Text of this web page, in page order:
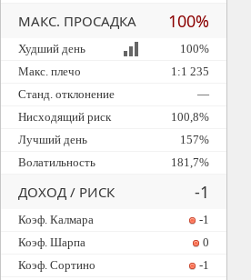
МАКС. ПРОСАДКА 100%
Худший день
100%
Макс. плечо
1:1 235
Станд. отклонение
—
Нисходящий риск
100,8%
Лучший день
157%
Волатильность
181,7%
ДОХОД / РИСК -1
Коэф. Калмара
-1
Коэф. Шарпа
0
Коэф. Сортино
-1